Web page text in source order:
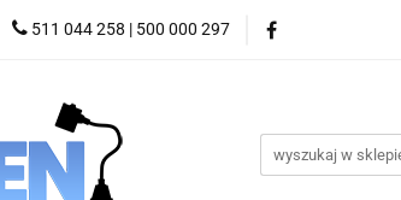
511 044 258 | 500 000 297
Kategorie Lampy Maszynowe LED
Odczyty Cyfrowe i Liniały optyczne